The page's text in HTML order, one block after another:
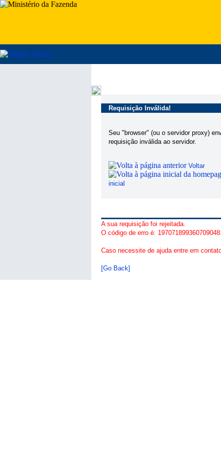
Requisição Inválida!
Seu "browser" (ou o servidor proxy)
requisição inválida ao servidor.
Voltar
inicial
A sua requisição foi rejeitada.
O código de erro é:
Caso necessite de ajuda entre em
[Go Back]